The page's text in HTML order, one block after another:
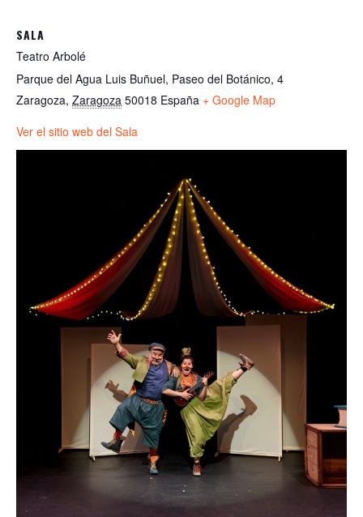
SALA
Teatro Arbolé
Parque del Agua Luis Buñuel, Paseo del Botánico, 4
Zaragoza, Zaragoza 50018 España + Google Map
Ver el sitio web del Sala